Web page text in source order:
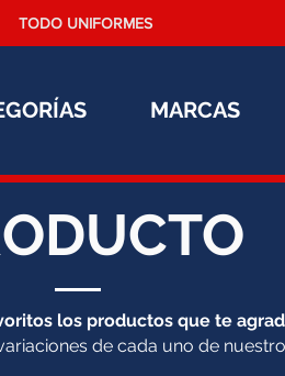
TODO UNIFORMES
MARCAS
los productos que te
de cada uno de